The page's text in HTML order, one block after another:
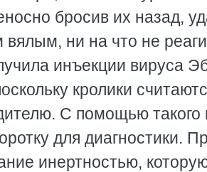
бросив их назад,
вялым, ни на что не
инъекции вируса
кролики
С помощью такого
для диагностики.
инертностью,